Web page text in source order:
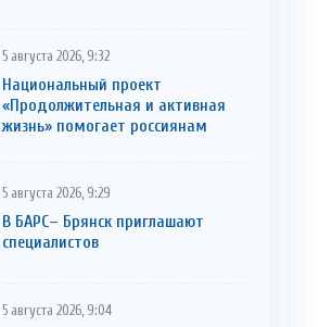
5 августа 2026, 9:32
Национальный проект
«Продолжительная и активная
жизнь» помогает россиянам
5 августа 2026, 9:29
В БАРС– Брянcк приглaшают
cпециaлистoв
5 августа 2026, 9:04